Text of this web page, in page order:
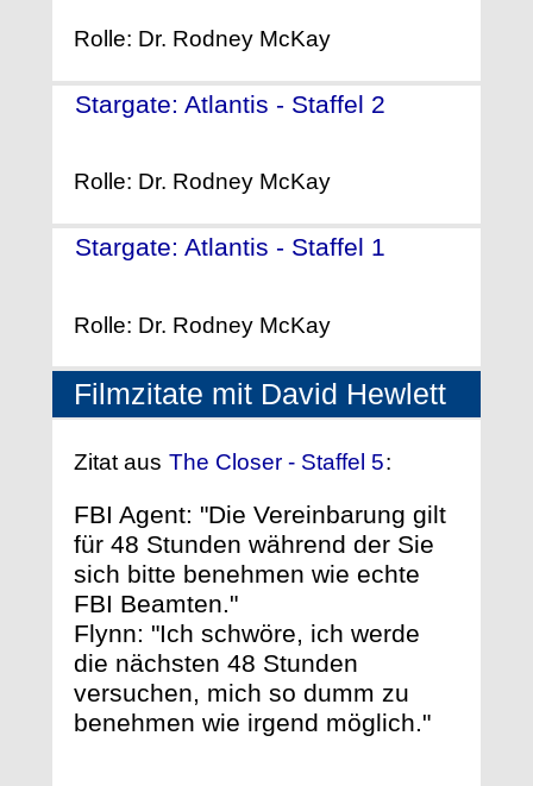
Rolle: Dr. Rodney McKay
Stargate: Atlantis - Staffel 2
Rolle: Dr. Rodney McKay
Stargate: Atlantis - Staffel 1
Rolle: Dr. Rodney McKay
Filmzitate mit David Hewlett
Zitat aus The Closer - Staffel 5:
FBI Agent: "Die Vereinbarung gilt
für 48 Stunden während der Sie
sich bitte benehmen wie echte
FBI Beamten."
Flynn: "Ich schwöre, ich werde
die nächsten 48 Stunden
versuchen, mich so dumm zu
benehmen wie irgend möglich."